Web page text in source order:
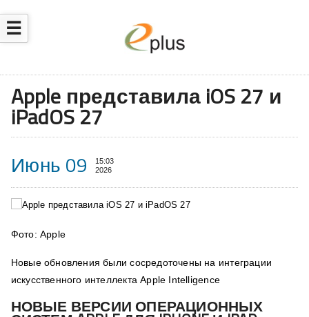
☰
Apple представила iOS 27 и
iPadOS 27
Июнь 09
15:03
2026
Фото: Apple
Новые обновления были сосредоточены на интеграции
искусственного интеллекта Apple Intelligence
НОВЫЕ ВЕРСИИ ОПЕРАЦИОННЫХ